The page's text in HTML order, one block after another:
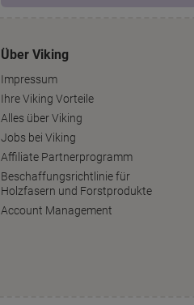
Über Viking
Impressum
Ihre Viking Vorteile
Alles über Viking
Jobs bei Viking
Affiliate Partnerprogramm
Beschaffungsrichtlinie für
Holzfasern und Forstprodukte
Account Management